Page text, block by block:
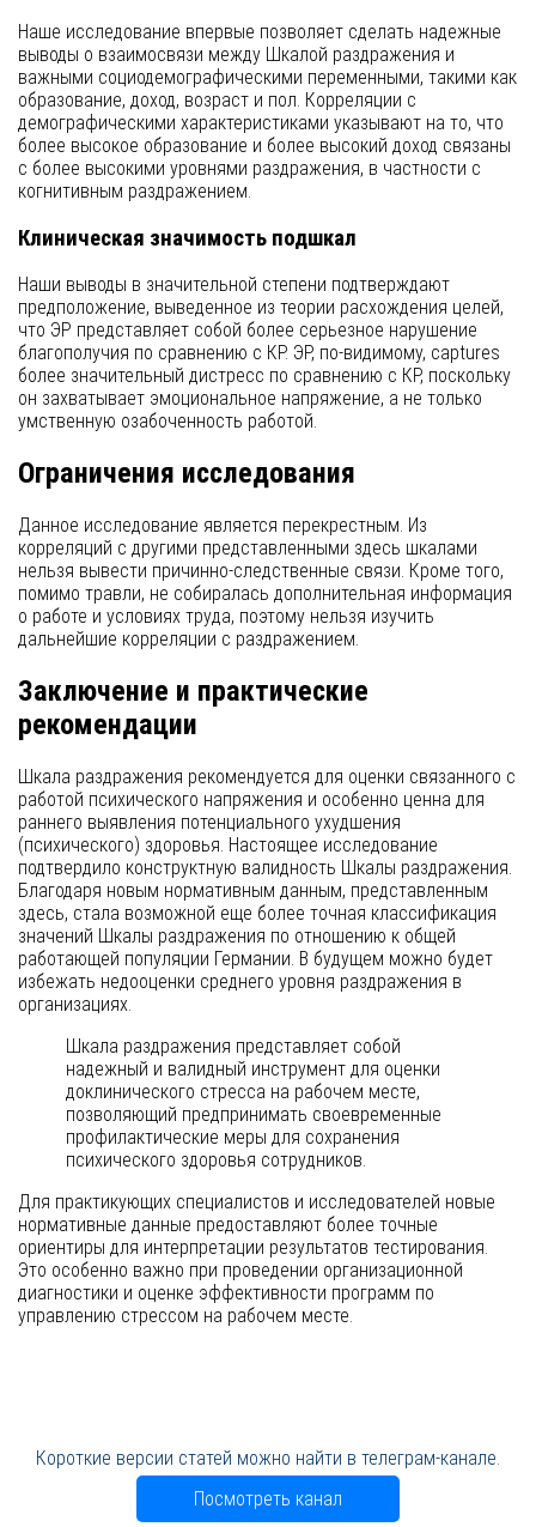
Наше исследование впервые позволяет сделать надежные
выводы о взаимосвязи между Шкалой раздражения и
важными социодемографическими переменными, такими как
образование, доход, возраст и пол. Корреляции с
демографическими характеристиками указывают на то, что
более высокое образование и более высокий доход связаны
с более высокими уровнями раздражения, в частности с
когнитивным раздражением.
Клиническая значимость подшкал
Наши выводы в значительной степени подтверждают
предположение, выведенное из теории расхождения целей,
что ЭР представляет собой более серьезное нарушение
благополучия по сравнению с КР. ЭР, по-видимому, captures
более значительный дистресс по сравнению с КР, поскольку
он захватывает эмоциональное напряжение, а не только
умственную озабоченность работой.
Ограничения исследования
Данное исследование является перекрестным. Из
корреляций с другими представленными здесь шкалами
нельзя вывести причинно-следственные связи. Кроме того,
помимо травли, не собиралась дополнительная информация
о работе и условиях труда, поэтому нельзя изучить
дальнейшие корреляции с раздражением.
Заключение и практические
рекомендации
Шкала раздражения рекомендуется для оценки связанного с
работой психического напряжения и особенно ценна для
раннего выявления потенциального ухудшения
(психического) здоровья. Настоящее исследование
подтвердило конструктную валидность Шкалы раздражения.
Благодаря новым нормативным данным, представленным
здесь, стала возможной еще более точная классификация
значений Шкалы раздражения по отношению к общей
работающей популяции Германии. В будущем можно будет
избежать недооценки среднего уровня раздражения в
организациях.
Шкала раздражения представляет собой
надежный и валидный инструмент для оценки
доклинического стресса на рабочем месте,
позволяющий предпринимать своевременные
профилактические меры для сохранения
психического здоровья сотрудников.
Для практикующих специалистов и исследователей новые
нормативные данные предоставляют более точные
ориентиры для интерпретации результатов тестирования.
Это особенно важно при проведении организационной
диагностики и оценке эффективности программ по
управлению стрессом на рабочем месте.
Короткие версии статей можно найти в телеграм-канале.
Посмотреть канал